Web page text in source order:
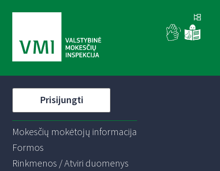
Prisijungti
Mokesčių mokėtojų informacija
Formos
Rinkmenos / Atviri duomenys